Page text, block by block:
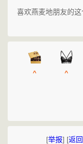
喜欢燕麦地朋友的
^ ^
[举报] [返